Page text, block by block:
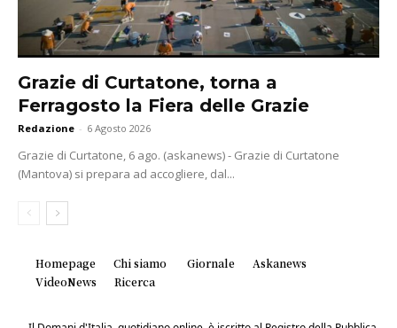
Grazie di Curtatone, torna a
Ferragosto la Fiera delle Grazie
Redazione - 6 Agosto 2026
Grazie di Curtatone, 6 ago. (askanews) - Grazie di Curtatone
(Mantova) si prepara ad accogliere, dal...
Homepage Chi siamo Giornale
Askanews
VideoNews
Ricerca